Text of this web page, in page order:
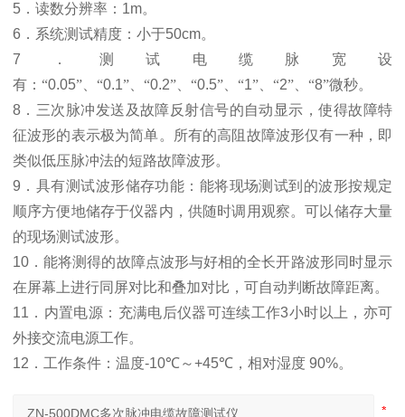
5 ．读数分辨率： 1m。
6 ．系统测试精度：小于50cm。
7 ．测试电缆脉宽设
有：“0.05”、“0.1”、“0.2”、“0.5”、“1”、“2”、“8”微秒。
8 ．三次脉冲发送及故障反射信号的自动显示，使得故障特
征波形的表示极为简单。所有的高阻故障波形仅有一种，即
类似低压脉冲法的短路故障波形。
9 ．具有测试波形储存功能：能将现场测试到的波形按规定
顺序方便地储存于仪器内，供随时调用观察。可以储存大量
的现场测试波形。
10 ．能将测得的故障点波形与好相的全长开路波形同时显示
在屏幕上进行同屏对比和叠加对比，可自动判断故障距离。
11 ．内置电源：充满电后仪器可连续工作3小时以上，亦可
外接交流电源工作。
12 ． 工作条件：温度-10℃～+45℃ ，相对湿度 90%。